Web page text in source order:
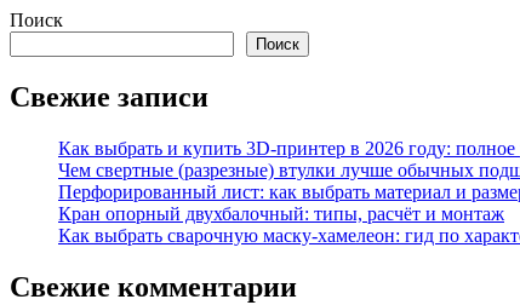
Поиск
Поиск
Свежие записи
Как выбрать и купить 3D-принтер в 2026 году:
Чем свертные (разрезные) втулки лучше обычных
Перфорированный лист: как выбрать материал и
Кран опорный двухбалочный: типы, расчёт и монтаж
Как выбрать сварочную маску-хамелеон: гид по
Свежие комментарии